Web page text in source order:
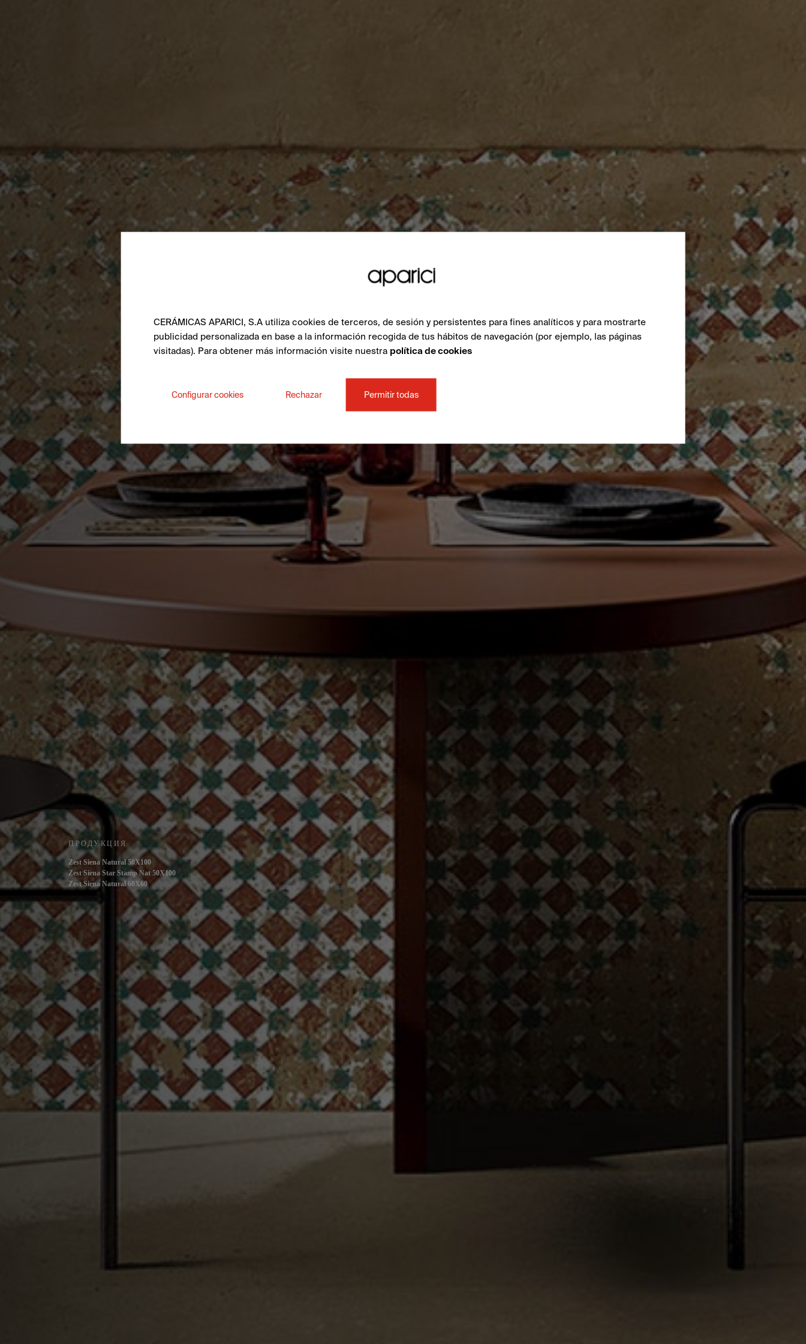
ПРОДУКЦИЯ
Zest Siena Natural 50X100
Zest Siena Star Stamp Nat 50X100
Zest Siena Natural 60X60
CERÁMICAS APARICI, S.A utiliza cookies de terceros, de sesión y persistentes para fines analíticos y para mostrarte
publicidad personalizada en base a la información recogida de tus hábitos de navegación (por ejemplo, las páginas
visitadas). Para obtener más información visite nuestra política de cookies
Configurar cookies Rechazar Permitir todas